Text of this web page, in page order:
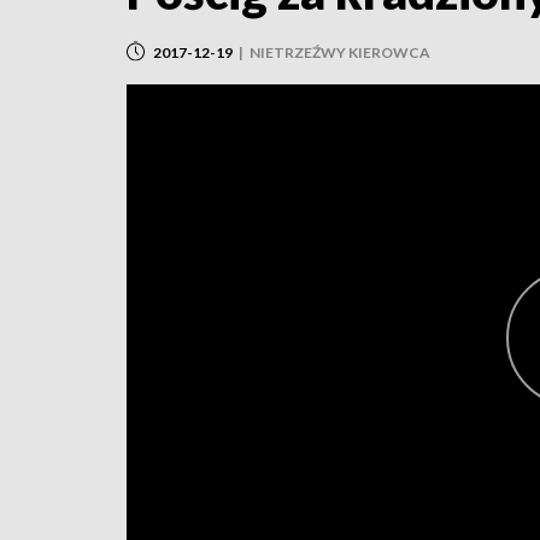
2017-12-19 | NIETRZEŹWY KIEROWCA